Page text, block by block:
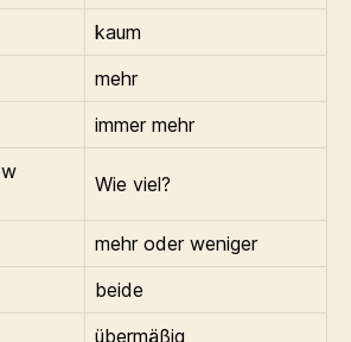
kaum
mehr
immer mehr
Wie viel?
mehr oder weniger
beide
übermäßig